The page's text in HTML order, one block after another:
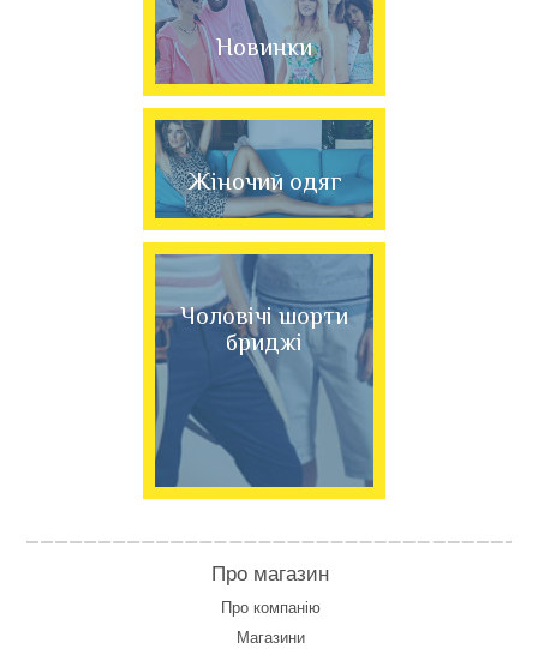
Новинки
Жіночий одяг
Чоловічі шорти
бриджі
Про магазин
Про компанію
Магазини